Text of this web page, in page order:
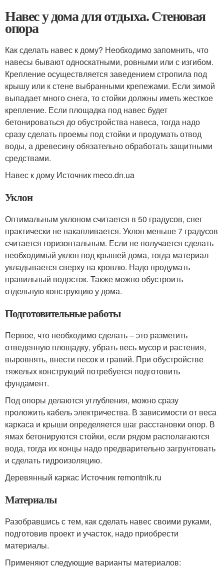
Навес у дома для отдыха. Стеновая
опора
Как сделать навес к дому? Необходимо запомнить, что
навесы бывают односкатными, ровными или с изгибом.
Крепление осуществляется заведением стропила под
крышу или к стене выбранными крепежами. Если зимой
выпадает много снега, то стойки должны иметь жесткое
крепление. Если площадка под навес будет
бетонироваться до обустройства навеса, тогда надо
сразу сделать проемы под стойки и продумать отвод
воды, а древесину обязательно обработать защитными
средствами.
Навес к дому Источник meco.dn.ua
Уклон
Оптимальным уклоном считается в 50 градусов, снег
практически не накапливается. Уклон меньше 7 градусов
считается горизонтальным. Если не получается сделать
необходимый уклон под крышей дома, тогда материал
укладывается сверху на кровлю. Надо продумать
правильный водосток. Также можно обустроить
отдельную конструкцию у дома.
Подготовительные работы
Первое, что необходимо сделать – это разметить
отведенную площадку, убрать весь мусор и растения,
выровнять, внести песок и гравий. При обустройстве
тяжелых конструкций потребуется подготовить
фундамент.
Под опоры делаются углубления, можно сразу
проложить кабель электричества. В зависимости от веса
каркаса и крыши определяется шаг расстановки опор. В
ямах бетонируются стойки, если рядом располагаются
вода, тогда их концы надо предварительно загрунтовать
и сделать гидроизоляцию.
Деревянный каркас Источник remontnik.ru
Материалы
Разобравшись с тем, как сделать навес своими руками,
подготовив проект и участок, надо приобрести
материалы.
Применяют следующие варианты материалов: